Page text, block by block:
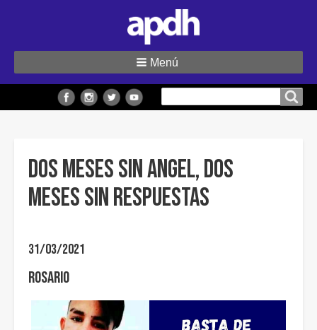
sitio
Menú
Dos meses sin Angel, dos
meses sin respuestas
31/03/2021
Rosario